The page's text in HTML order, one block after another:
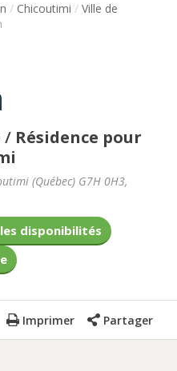
/ Chicoutimi / Ville de
/ Résidence pour
(Québec) G7H 0H3,
disponibilités
Imprimer Partager